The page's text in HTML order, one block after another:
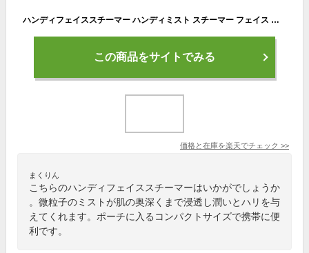
ハンディフェイススチーマー ハンディミスト スチーマー フェイス 加湿器 充電式 携帯 コンパクト LEDライト レディース 持ち運び 肌の乾燥 保湿 スプレー スチーム マスク荒れ 美肌 スキンケア 毛穴ケア 乾燥予防 保水
この商品をサイトでみる
価格と在庫を楽天でチェック >>
まくりん
こちらのハンディフェイススチーマーはいかがでしょうか
。微粒子のミストが肌の奥深くまで浸透し潤いとハリを与
えてくれます。ポーチに入るコンパクトサイズで携帯に便
利です。